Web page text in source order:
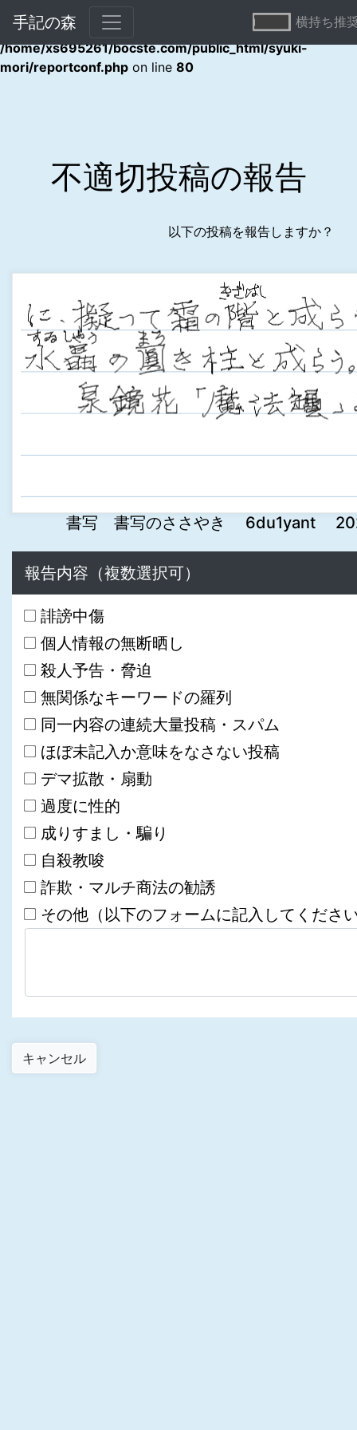
Warning: Undefined array key "error" in
/home/xs695261/bocste.com/public_html/syuki-
mori/reportconf.php on line 80
手記の森 横持ち推
不適切投稿の報告
以下の投稿を報告しますか？
書写 書写のささやき 6du1yant
報告内容（複数選択可）
誹謗中傷
個人情報の無断晒し
殺人予告・脅迫
無関係なキーワードの羅列
同一内容の連続大量投稿・スパム
ほぼ未記入か意味をなさない投稿
デマ拡散・扇動
過度に性的
成りすまし・騙り
自殺教唆
詐欺・マルチ商法の勧誘
その他（以下のフォームに記入してくださ